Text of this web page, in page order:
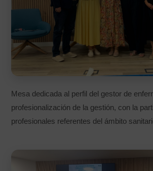
Mesa dedicada al perfil del gestor de
profesionalización de la gestión, con la
profesionales referentes del ámbito